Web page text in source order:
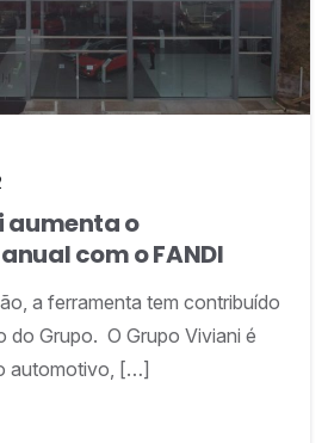
aumenta o
com o FANDI
a ferramenta tem contribuído
do Grupo. O Grupo Viviani é
automotivo, […]